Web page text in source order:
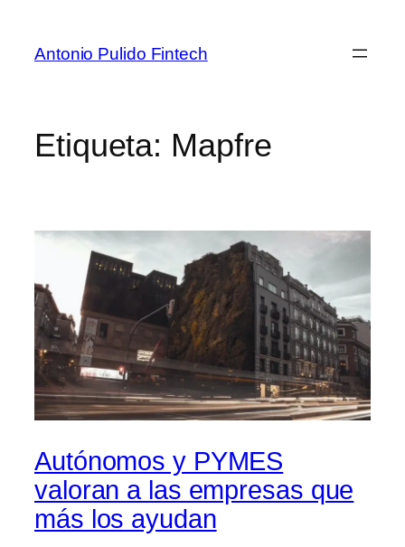
Antonio Pulido Fintech
Etiqueta: Mapfre
Autónomos y PYMES
valoran a las empresas que
más los ayudan